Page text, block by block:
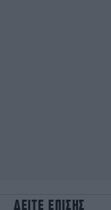
ΔΕΙΤΕ ΕΠΙΣΗΣ